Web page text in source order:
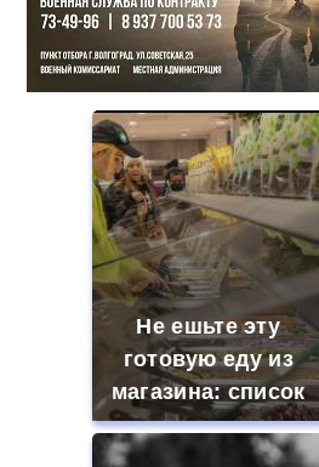
Не ешьте эту
готовую еду из
магазина: список